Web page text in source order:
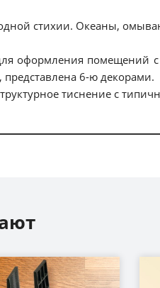
стихии. Океаны,
оформления помещений с
представлена 6-ю декорами.
тиснение с